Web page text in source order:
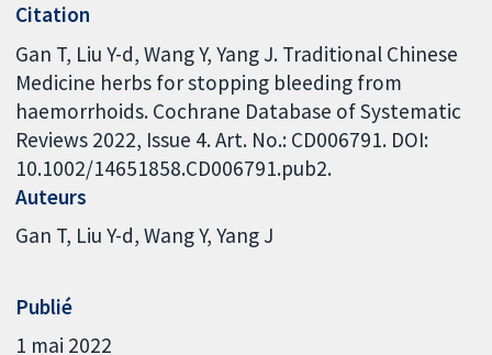
Citation
Gan T, Liu Y-d, Wang Y, Yang J. Traditional Chinese
Medicine herbs for stopping bleeding from
haemorrhoids. Cochrane Database of Systematic
Reviews 2022, Issue 4. Art. No.: CD006791. DOI:
10.1002/14651858.CD006791.pub2.
Auteurs
Gan T Liu Y-d Wang Y Yang J
Publié
1 mai 2022